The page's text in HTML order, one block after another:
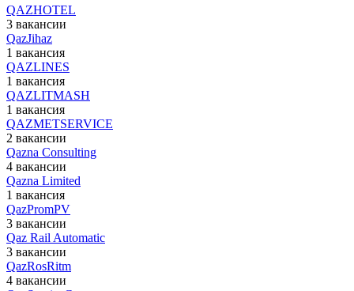
QAZHOTEL
3 вакансии
QazJihaz
1 вакансия
QAZLINES
1 вакансия
QAZLITMASH
1 вакансия
QAZMETSERVICE
2 вакансии
Qazna Consulting
4 вакансии
Qazna Limited
1 вакансия
QazPromPV
3 вакансии
Qaz Rail Automatic
3 вакансии
QazRosRitm
4 вакансии